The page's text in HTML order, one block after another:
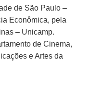
de São Paulo –
Econômica, pela
– Unicamp.
de Cinema,
e Artes da